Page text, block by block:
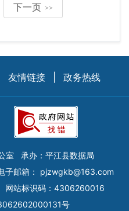
下一页 >>
友情链接 政务热线
室
承办：平江县数据局
子邮箱： pjzwgkb@163.com
网站标识码：4306260016
号